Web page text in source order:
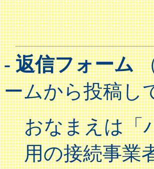
- 返信フォーム
ームから投稿し
おなまえは「
用の接続事業